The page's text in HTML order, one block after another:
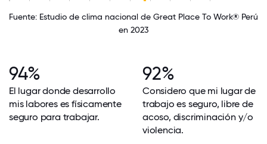
Fuente: Estudio de clima nacional de Great Place To Work® Perú
en 2023
94%
El lugar donde desarrollo
mis labores es físicamente
seguro para trabajar.
92%
Considero que mi lugar de
trabajo es seguro, libre de
acoso, discriminación y/o
violencia.